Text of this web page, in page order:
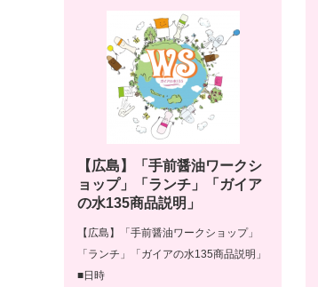
【広島】「手前醤油ワークシ
ョップ」「ランチ」「ガイア
の水135商品説明」
【広島】「手前醤油ワークショップ」
「ランチ」「ガイアの水135商品説明」
■日時